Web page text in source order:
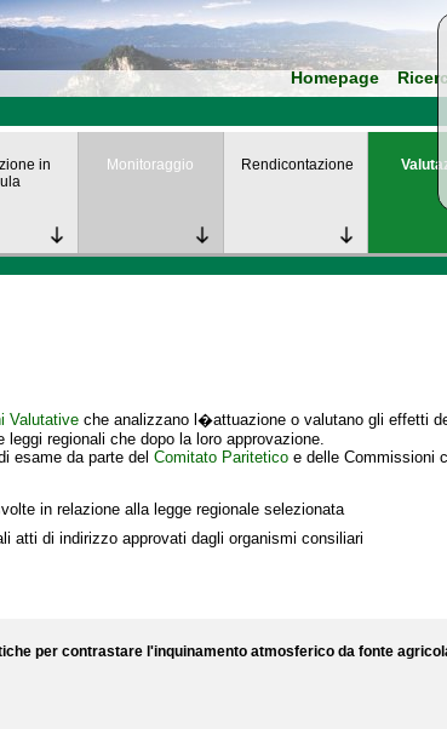
Homepage
in
Monitoraggio Rendicontazione
Valutative che analizzano l�attuazione o valutano gli effetti
leggi regionali che dopo la loro approvazione.
esame da parte del Comitato Paritetico e delle Commissioni
in relazione alla legge regionale selezionata
atti di indirizzo approvati dagli organismi consiliari
per contrastare l'inquinamento atmosferico da fonte